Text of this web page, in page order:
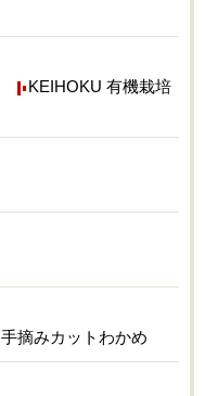
KEIHOKU 有機栽培
摘みカットわかめ